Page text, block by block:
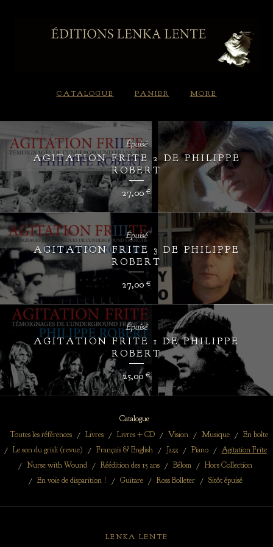
CATALOGUE PANIER MORE
AGITATION FRITE 2 DE PHILIPPE
ROBERT
27,00€
Épuisé
AGITATION FRITE 3 DE PHILIPPE
ROBERT
27,00€
Épuisé
AGITATION FRITE 1 DE PHILIPPE
ROBERT
25,00 €
Épuisé
Catalogue
Toutes les références
Livres Livres + CD Vision Musique
En boîte
Le son du grisli (revue)
Français & English Jazz Piano
Agitation Frite
Nurse with Wound
Réédition des 15 ans Bélom
Hors Collection
En voie de disparition !
Guitare Ross Bolleter Sitôt épuisé
LENKA LENTE